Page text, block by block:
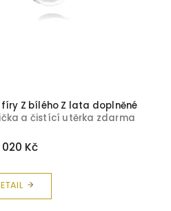
Z bílého Z lata doplněné
a čistící utěrka zdarma
020 Kč